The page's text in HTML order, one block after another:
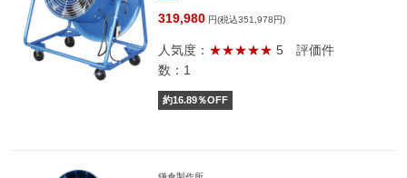
319,980 円(税込351,978円)
人気度： ★★★★★ 5 評価件
数：1
約16.89％OFF